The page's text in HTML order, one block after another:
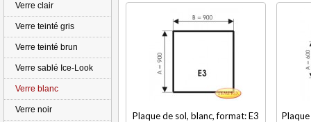
Plaque de sol, blanc, format: E3
Verre clair
Verre teinté gris
Verre teinté brun
Verre sablé Ice-Look
Verre blanc
Verre noir